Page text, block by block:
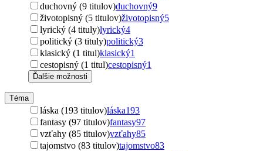
duchovný (9 titulov)duchovný9
životopisný (5 titulov)životopisný5
lyrický (4 tituly)lyrický4
politický (3 tituly)politický3
klasický (1 titul)klasický1
cestopisný (1 titul)cestopisný1
Ďalšie možnosti
Téma
láska (193 titulov)láska193
fantasy (97 titulov)fantasy97
vzťahy (85 titulov)vzťahy85
tajomstvo (83 titulov)tajomstvo83